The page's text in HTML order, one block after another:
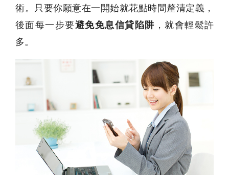
術。只要你願意在一開始就花點時間釐清定義，
後面每一步要避免免息信貸陷阱 ，就會輕鬆許
多。